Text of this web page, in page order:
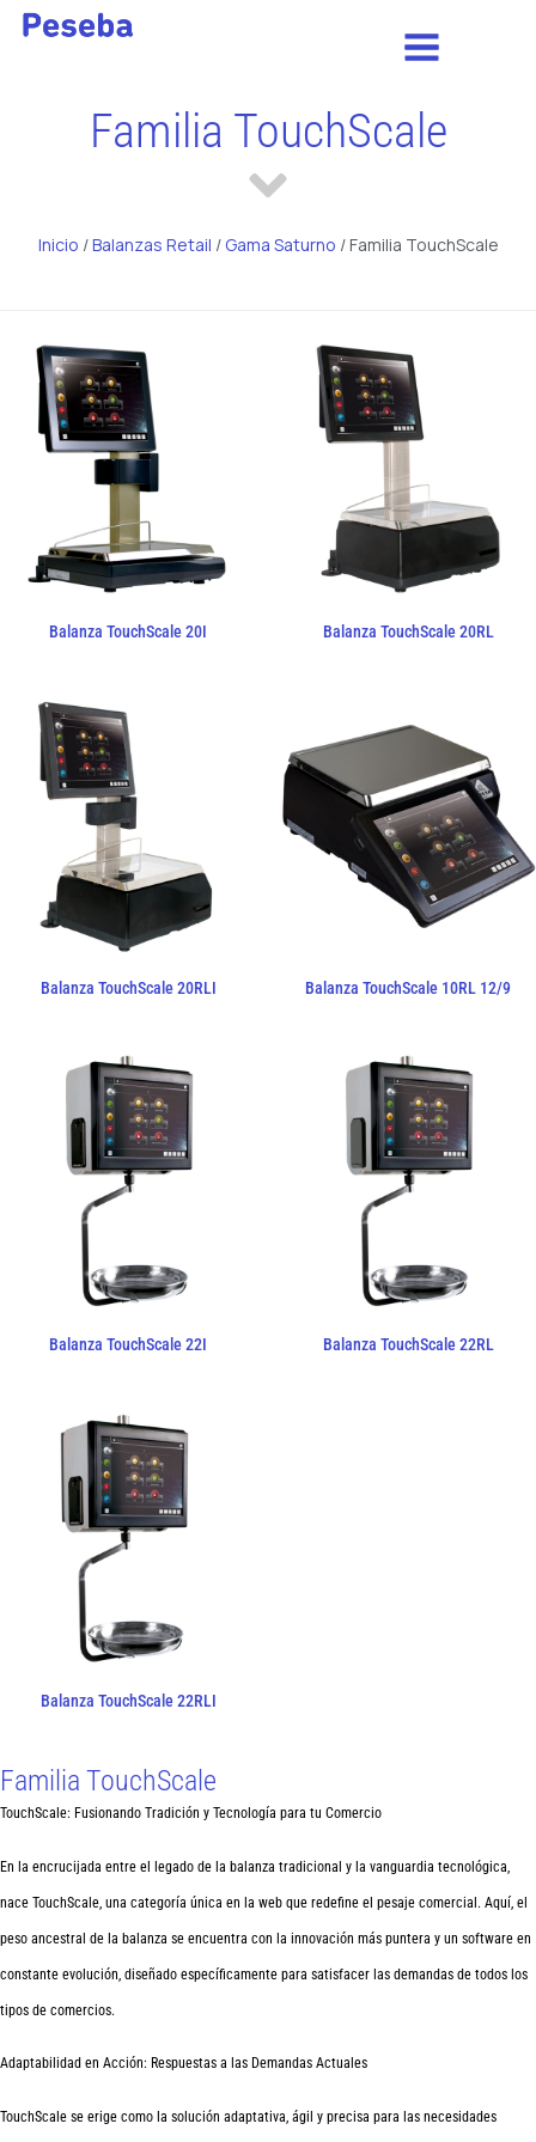
Familia TouchScale
Inicio /Balanzas Retail / Gama Saturno / Familia TouchScale
Balanza TouchScale 20I Balanza TouchScale 20RL
Balanza TouchScale 20RLI Balanza TouchScale 10RL 12/9
Balanza TouchScale 22I Balanza TouchScale 22RL
Balanza TouchScale 22RLI
Familia TouchScale
TouchScale: Fusionando Tradición y Tecnología para tu Comercio
En la encrucijada entre el legado de la balanza tradicional y la vanguardia tecnológica,
nace TouchScale, una categoría única en la web que redefine el pesaje comercial. Aquí, el
peso ancestral de la balanza se encuentra con la innovación más puntera y un software en
constante evolución, diseñado específicamente para satisfacer las demandas de todos los
tipos de comercios.
Adaptabilidad en Acción: Respuestas a las Demandas Actuales
TouchScale se erige como la solución adaptativa, ágil y precisa para las necesidades